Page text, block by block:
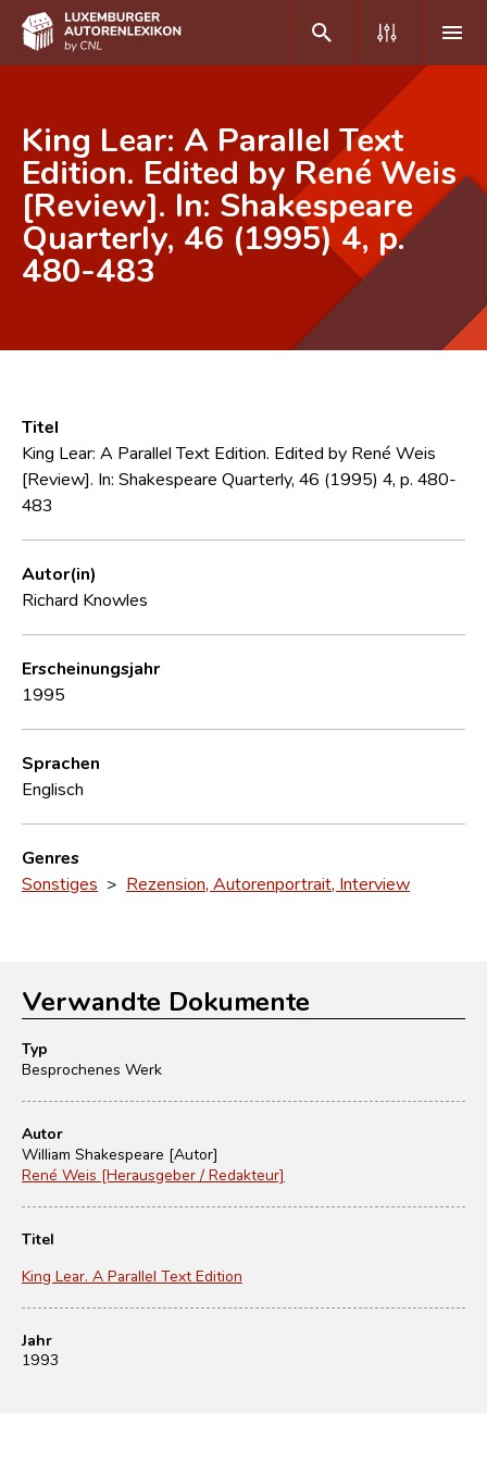
DE FR
Home
Autor(inn)en A-Z
Erweiterte Suche
Forschungsgruppe
Kontakt
King Lear: A Parallel Text
Edition. Edited by René Weis
[Review]. In: Shakespeare
Quarterly, 46 (1995) 4, p.
480-483
Titel
King Lear: A Parallel Text Edition. Edited by René Weis
[Review]. In: Shakespeare Quarterly, 46 (1995) 4, p. 480-
483
Autor(in)
Richard Knowles
Erscheinungsjahr
1995
Sprachen
Englisch
Genres
Sonstiges > Rezension, Autorenportrait, Interview
Verwandte Dokumente
Typ
Besprochenes Werk
Autor
William Shakespeare [Autor]
René Weis [Herausgeber / Redakteur]
Titel
King Lear. A Parallel Text Edition
Jahr
1993